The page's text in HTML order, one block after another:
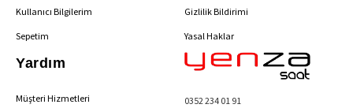
Kullanıcı Bilgilerim
Sepetim
Gizlilik Bildirimi
Yasal Haklar
Yardım
Müşteri Hizmetleri 0352 234 01 91